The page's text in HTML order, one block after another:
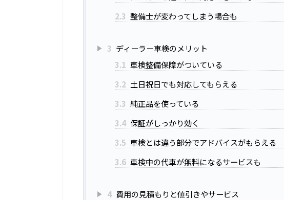
2.3 整備士が変わってしまう場合も
3 ディーラー車検のメリット
3.1 車検整備保障がついている
3.2 土日祝日でも対応してもらえる
3.3 純正品を使っている
3.4 保証がしっかり効く
3.5 車検とは違う部分でアドバイスがもらえる
3.6 車検中の代車が無料になるサービスも
4 費用の見積もりと値引きやサービス